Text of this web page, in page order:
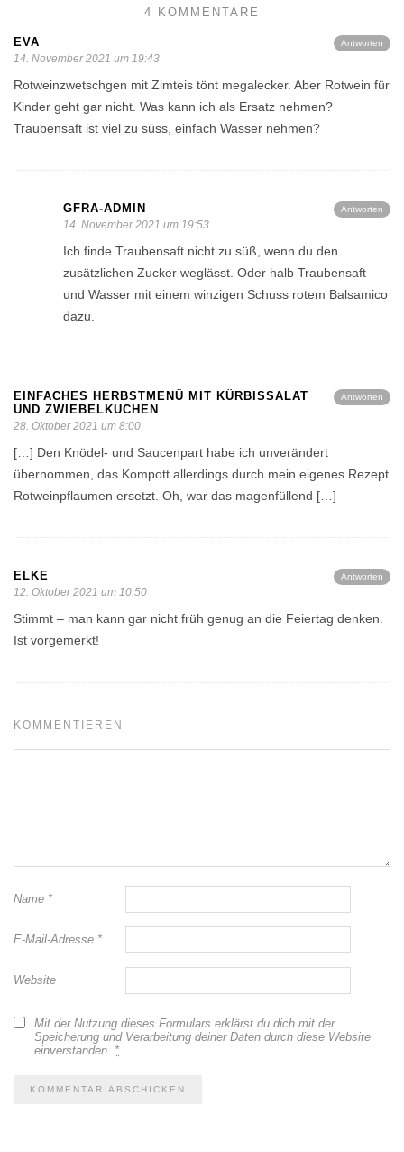
4 KOMMENTARE
Antworten
EVA
14. November 2021 um 19:43
Rotweinzwetschgen mit Zimteis tönt megalecker. Aber Rotwein für
Kinder geht gar nicht. Was kann ich als Ersatz nehmen?
Traubensaft ist viel zu süss, einfach Wasser nehmen?
Antworten
GFRA-ADMIN
14. November 2021 um 19:53
Ich finde Traubensaft nicht zu süß, wenn du den
zusätzlichen Zucker weglässt. Oder halb Traubensaft
und Wasser mit einem winzigen Schuss rotem Balsamico
dazu.
Antworten
EINFACHES HERBSTMENÜ MIT KÜRBISSALAT
UND ZWIEBELKUCHEN
28. Oktober 2021 um 8:00
[…] Den Knödel- und Saucenpart habe ich unverändert
übernommen, das Kompott allerdings durch mein eigenes Rezept
Rotweinpflaumen ersetzt. Oh, war das magenfüllend […]
Antworten
ELKE
12. Oktober 2021 um 10:50
Stimmt – man kann gar nicht früh genug an die Feiertag denken.
Ist vorgemerkt!
KOMMENTIEREN
Name *
E-Mail-Adresse *
Website
Mit der Nutzung dieses Formulars erklärst du dich mit der
Speicherung und Verarbeitung deiner Daten durch diese Website
einverstanden. *